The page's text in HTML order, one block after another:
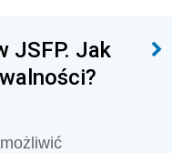
JSFP. Jak